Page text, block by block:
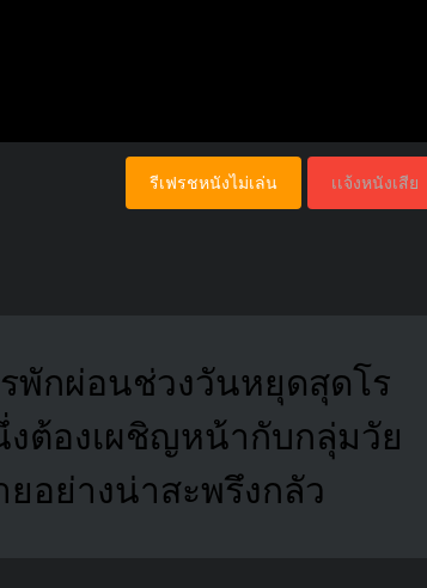
เเจ้งหนังเสีย
รีเฟรชหนังไม่เล่น
พักผ่อนช่วงวันหยุดสุดโร
ต้องเผชิญหน้ากับกลุ่มวัย
อย่างน่าสะพรึงกลัว